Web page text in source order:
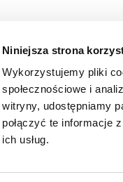
Niniejsza strona
Wykorzystujemy pliki
społecznościowe i
witryny, udostępniamy
połączyć te informacje
ich usług.